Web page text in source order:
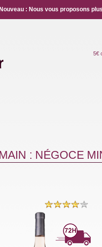
Nouveau : Nous vous proposons
5€
: NÉGOCE